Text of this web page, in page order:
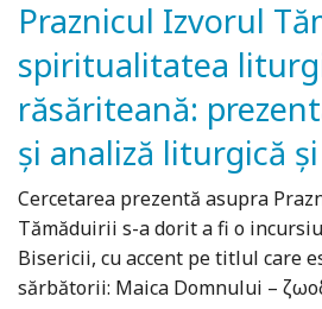
Praznicul Izvorul
spiritualitatea
răsăriteană:
şi analiză liturgică
Cercetarea prezentă asupra
Tămăduirii s-a dorit a fi o
Bisericii, cu accent pe titlul care
sărbătorii: Maica Domnului –